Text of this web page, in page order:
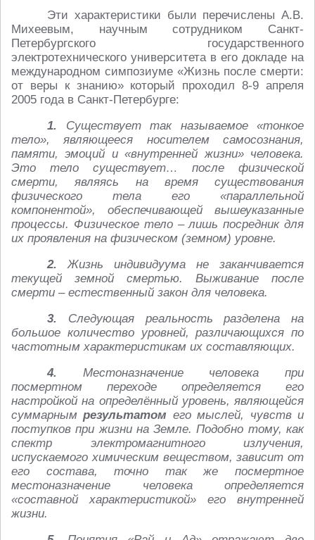
Эти характеристики были перечислены А.В.
Михеевым, научным сотрудником Санкт-
Петербургского государственного
электротехнического университета в его докладе на
международном симпозиуме «Жизнь после смерти:
от веры к знанию» который проходил 8-9 апреля
2005 года в Санкт-Петербурге:
1.
Существует так называемое «тонкое
тело», являющееся носителем самосознания,
памяти, эмоций и «внутренней жизни» человека.
Это тело существует… после физической
смерти, являясь на время существования
физического тела его «параллельной
компонентой», обеспечивающей вышеуказанные
процессы. Физическое тело – лишь посредник для
их проявления на физическом (земном) уровне.
2.
Жизнь индивидуума не заканчивается
текущей земной смертью. Выживание после
смерти – естественный закон для человека.
3.
Следующая реальность разделена на
большое количество уровней, различающихся по
частотным характеристикам их составляющих.
4.
Местоназначение человека при
посмертном переходе определяется его
настройкой на определённый уровень, являющейся
суммарнымрезультатом его мыслей, чувств и
поступков при жизни на Земле. Подобно тому, как
спектр электромагнитного излучения,
испускаемого химическим веществом, зависит от
его состава, точно так же посмертное
местоназначение человека определяется
«составной характеристикой» его внутренней
жизни.